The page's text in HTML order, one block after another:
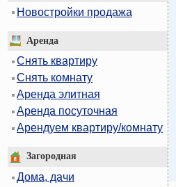
Новостройки продажа
Аренда
Снять квартиру
Снять комнату
Аренда элитная
Аренда посуточная
Арендуем квартиру/комнату
Загородная
Дома, дачи